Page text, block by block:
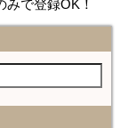
で登録OK！